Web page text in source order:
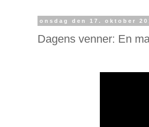
onsdag den 17. oktober
Dagens venner: En